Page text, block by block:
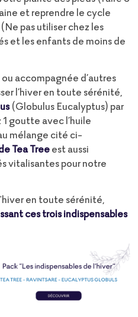
et reprendre le cycle
pas utiliser chez les
et les enfants de moins de
accompagnée d’autres
l’hiver en toute sérénité,
(Globulus Eucalyptus) par
goutte avec l’huile
mélange cité ci-
Tea Treeest aussi
vitalisantes pour notre
en toute sérénité,
ces trois indispensables